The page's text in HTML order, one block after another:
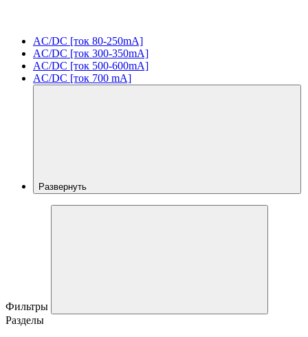
AC/DC [ток 80-250mA]
AC/DC [ток 300-350mA]
AC/DC [ток 500-600mA]
AC/DC [ток 700 mA]
Развернуть
Фильтры
Разделы